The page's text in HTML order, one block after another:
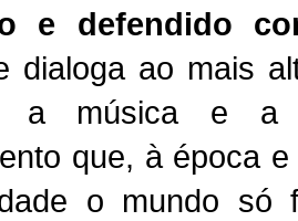
e defendido
dialoga ao mais
a música e a
que, à época
o mundo só